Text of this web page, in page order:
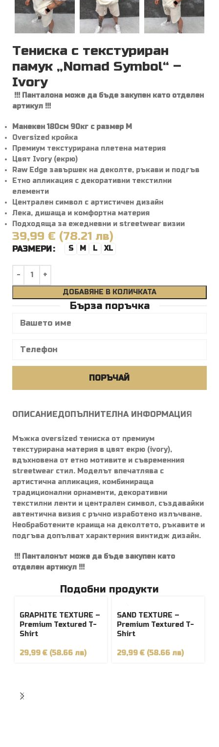
Тениска с текстуриран
памук „Nomad Symbol“ –
Ivory
!!! Панталона може да бъде закупен като отделен
артикул !!!
Манекен 180см 90кг с размер M
Oversized кройка
Премиум текстурирана плетена материя
Цвят Ivory (екрю)
Raw Edge завършек на деколте, ръкави и подгъв
Етно апликация с декоративни текстилни
елементи
Централен символ с артистичен дизайн
Лека, дишаща и комфортна материя
Подходяща за ежедневни и streetwear визии
39,99 € (78.21 лв)
РАЗМЕРИ S M L XL
ДОБАВЯНЕ В КОЛИЧКАТА
Бърза поръчка
ПОРЪЧАЙ
ОПИСАНИЕДОПЪЛНИТЕЛНА ИНФОРМАЦИЯ
Мъжка oversized тениска от премиум
текстурирана материя в цвят екрю (ivory),
вдъхновена от етно мотивите и съвременния
streetwear стил. Моделът впечатлява с
артистична апликация, комбинираща
традиционални орнаменти, декоративни
текстилни ленти и централен символ, създавайки
автентична визия с ръчно изработено излъчване.
Необработените краища на деколтето, ръкавите и
подгъва допълват характерния винтидж дизайн.
!!! Панталонът може да бъде закупен като
отделен артикул !!!
Подобни продукти
GRAPHITE TEXTURE –
Premium Textured T-
Shirt
29,99 € (58.66 лв)
SAND TEXTURE –
Premium Textured T-
Shirt
29,99 € (58.66 лв)